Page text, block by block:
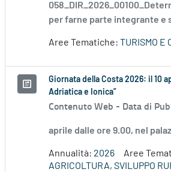
per farne parte integrante e
Aree Tematiche: TURISMO E
Giornata della Costa 2026: il 10
Adriatica e Ionica”
Contenuto Web - Data di
aprile dalle ore 9.00, nel
Annualità: 2026 Aree
AGRICOLTURA, SVILUPPO